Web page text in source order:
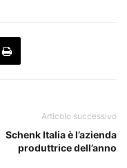
Articolo successivo
Schenk Italia è l’azienda
produttrice dell’anno